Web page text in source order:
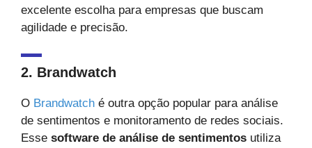
excelente escolha para empresas que buscam
agilidade e precisão.
2. Brandwatch
O Brandwatch é outra opção popular para análise
de sentimentos e monitoramento de redes sociais.
Esse software de análise de sentimentos utiliza